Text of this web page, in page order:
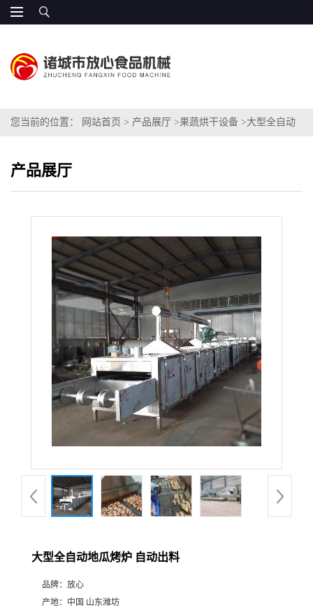
您当前的位置： 网站首页 > 产品展厅 >果蔬烘干设备 >大型全自动
产品展厅
大型全自动地瓜烤炉 自动出料
品牌： 放心
产地： 中国 山东潍坊